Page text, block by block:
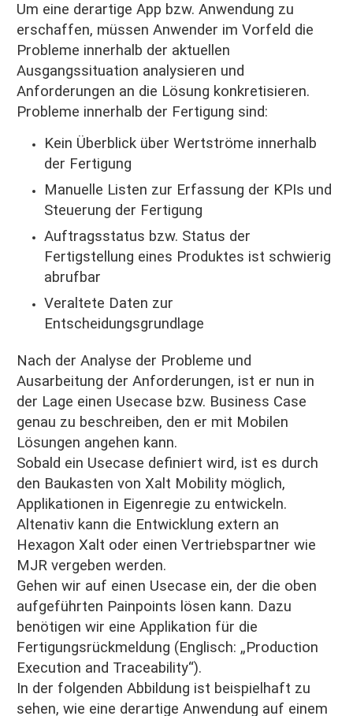
Um eine derartige App bzw. Anwendung zu
erschaffen, müssen Anwender im Vorfeld die
Probleme innerhalb der aktuellen
Ausgangssituation analysieren und
Anforderungen an die Lösung konkretisieren.
Probleme innerhalb der Fertigung sind:
Kein Überblick über Wertströme innerhalb
der Fertigung
Manuelle Listen zur Erfassung der KPIs und
Steuerung der Fertigung
Auftragsstatus bzw. Status der
Fertigstellung eines Produktes ist schwierig
abrufbar
Veraltete Daten zur
Entscheidungsgrundlage
Nach der Analyse der Probleme und
Ausarbeitung der Anforderungen, ist er nun in
der Lage einen Usecase bzw. Business Case
genau zu beschreiben, den er mit Mobilen
Lösungen angehen kann.
Sobald ein Usecase definiert wird, ist es durch
den Baukasten von Xalt Mobility möglich,
Applikationen in Eigenregie zu entwickeln.
Altenativ kann die Entwicklung extern an
Hexagon Xalt oder einen Vertriebspartner wie
MJR vergeben werden.
Gehen wir auf einen Usecase ein, der die oben
aufgeführten Painpoints lösen kann. Dazu
benötigen wir eine Applikation für die
Fertigungsrückmeldung (Englisch: „Production
Execution and Traceability“).
In der folgenden Abbildung ist beispielhaft zu
sehen, wie eine derartige Anwendung auf einem